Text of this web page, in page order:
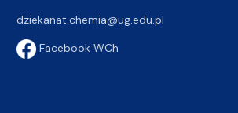
dziekanat.chemia@ug.edu.pl
Facebook WCh